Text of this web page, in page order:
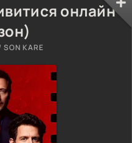
онлайн
SON KARE